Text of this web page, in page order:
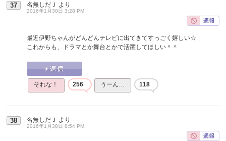
37 名無しだＪ より
2016年1月30日 3:28 PM
最近伊野ちゃんがどんどんテレビに出てきてすっごく嬉しい☆
これからも、ドラマとか舞台とかで活躍してほしい＾＾
それな！ 256 うーん… 118
38 名無しだＪ より
2016年1月30日 8:54 PM